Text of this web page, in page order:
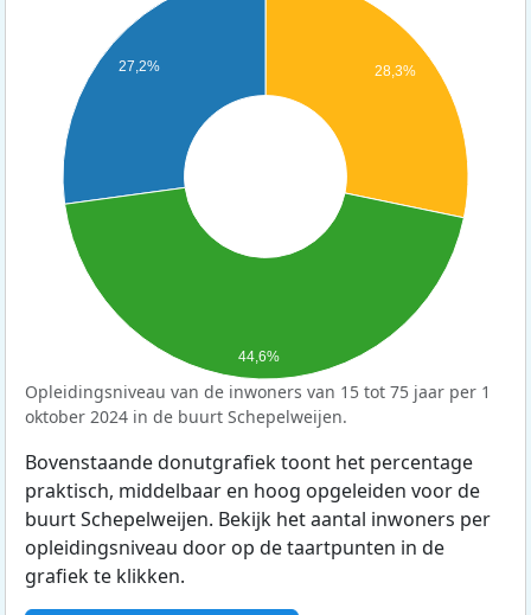
28,3%
27,2%
44,6%
Opleidingsniveau van de inwoners van 15 tot 75 jaar per 1
oktober 2024 in de buurt Schepelweijen.
Bovenstaande donutgrafiek toont het percentage
praktisch, middelbaar en hoog opgeleiden voor de
buurt Schepelweijen. Bekijk het aantal inwoners per
opleidingsniveau door op de taartpunten in de
grafiek te klikken.